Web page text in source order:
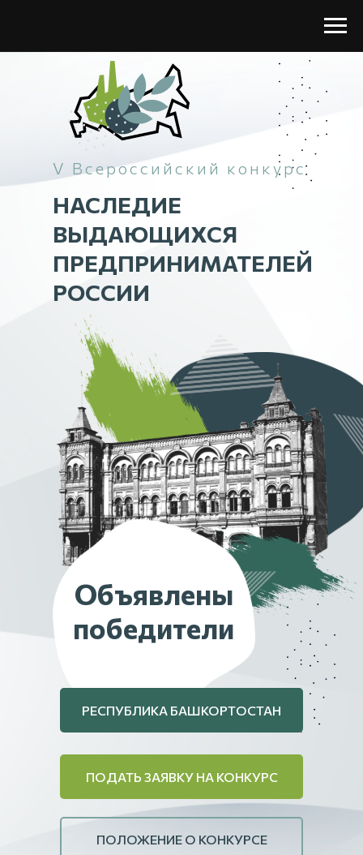
НАСЛЕДИЕ
ВЫДАЮЩИХСЯ
ПРЕДПРИНИМАТЕЛЕЙ
РОССИИ
V Всероссийский конкурс
ПОЛОЖЕНИЕ О КОНКУРСЕ
Объявлены
победители
РЕСПУБЛИКА БАШКОРТОСТАН
ПОДАТЬ ЗАЯВКУ НА КОНКУРС